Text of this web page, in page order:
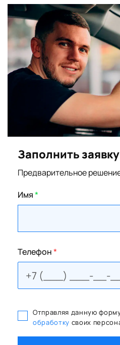
Заполнить заявку
Предварительное
Имя*
Телефон*
Отправляя данную
обработку своих